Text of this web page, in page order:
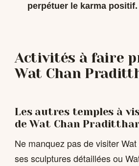
perpétuer le karma positif.
Activités à faire
Wat Chan
Les autres temples à
de Wat Chan
Ne manquez pas de visiter
ses sculptures détaillées ou